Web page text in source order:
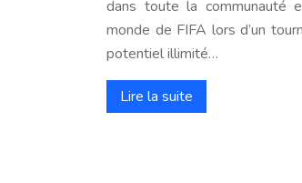
dans toute la communauté
monde de FIFA lors d’un
potentiel illimité…
Lire la suite